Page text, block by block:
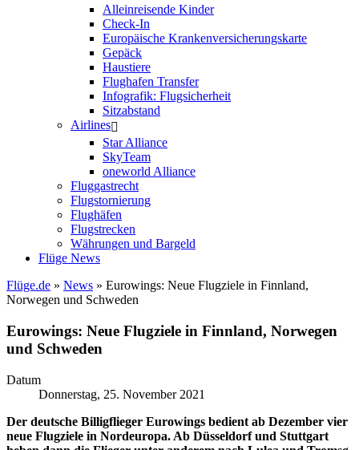
Alleinreisende Kinder
Check-In
Europäische Krankenversicherungskarte
Gepäck
Haustiere
Flughafen Transfer
Infografik: Flugsicherheit
Sitzabstand
Airlines
Star Alliance
SkyTeam
oneworld Alliance
Fluggastrecht
Flugstornierung
Flughäfen
Flugstrecken
Währungen und Bargeld
Flüge News
Flüge.de » News » Eurowings: Neue Flugziele in Finnland,
Norwegen und Schweden
Eurowings: Neue Flugziele in Finnland, Norwegen
und Schweden
Datum
Donnerstag, 25. November 2021
Der deutsche Billigflieger Eurowings bedient ab Dezember vier
neue Flugziele in Nordeuropa. Ab Düsseldorf und Stuttgart